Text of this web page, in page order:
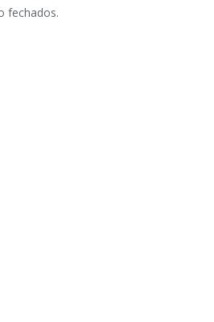
fechados.